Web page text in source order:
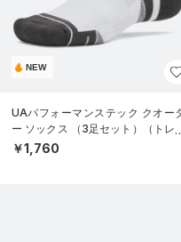
NEW
UAパフォーマンステック クオー
ー ソックス （3足セット）（トレー
ニング/UNISEX）
￥1,760